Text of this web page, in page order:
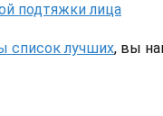
подтяжки лица
список лучших, вы